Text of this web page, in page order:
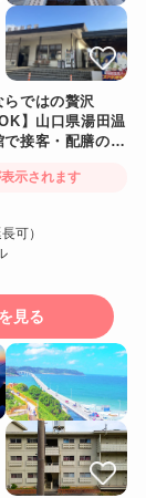
らではの贅沢
】山口県湯田温
接客・配膳のお
示されます
可）
見る